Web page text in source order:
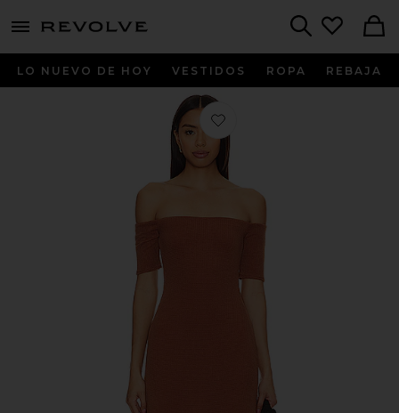
menu - shows more content
LO NUEVO DE HOY VESTIDOS ROPA REBAJA
Favorito MAXIVESTIDO LAUR